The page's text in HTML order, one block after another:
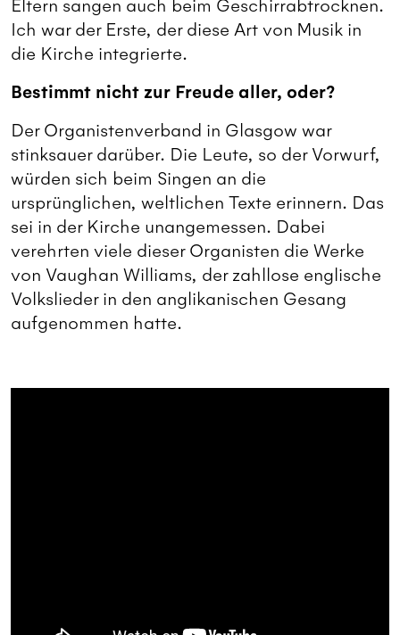
Eltern sangen auch beim Geschirrabtrocknen.
Ich war der Erste, der diese Art von Musik in
die Kirche integrierte.
Bestimmt nicht zur Freude aller, oder?
Der Organistenverband in Glasgow war
stinksauer darüber. Die Leute, so der Vorwurf,
würden sich beim Singen an die
ursprünglichen, weltlichen Texte erinnern. Das
sei in der Kirche unangemessen. Dabei
verehrten viele dieser Organisten die Werke
von Vaughan Williams, der zahllose englische
Volkslieder in den anglikanischen Gesang
aufgenommen hatte.